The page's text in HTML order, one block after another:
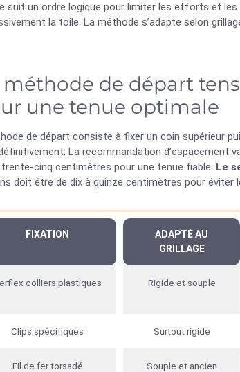
suit un ordre logique pour limiter les efforts et
la toile. La méthode s’adapte selon
méthode de départ
une tenue optimale
de départ consiste à fixer un coin supérieur
La recommandation d’espacement
cinq centimètres pour une tenue fiable. Le
doit être de dix à quinze centimètres pour éviter
FIXATION
ADAPTÉ AU
GRILLAGE
colliers plastiques Rigide et souple
Clips spécifiques Surtout rigide
Fil de fer torsadé
Souple et ancien